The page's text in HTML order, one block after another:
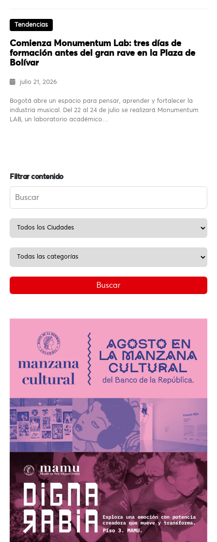
Tendencias
Comienza Monumentum Lab: tres días de
formación antes del gran rave en la Plaza de
Bolívar
julio 21, 2026
Bogotá abre un espacio para pensar, aprender y fortalecer la
industria musical. Del 22 al 24 de julio se realizará Monumentum
LAB, un laboratorio académico…
Filtrar contenido